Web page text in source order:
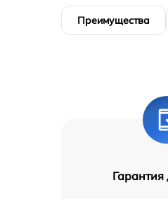
Преимущества
Гарантия